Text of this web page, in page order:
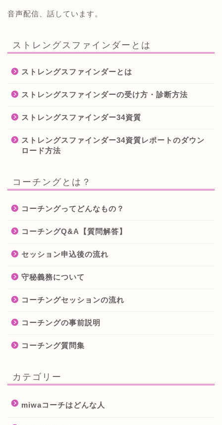
音声配信、話しています。
ストレングスファインダーとは
ストレングスファインダーとは
ストレングスファインダーの受け方・診断方法
ストレングスファインダー34資質
ストレングスファインダー34資質レポートのダウン
ロード方法
コーチングとは？
コーチングってどんなもの？
コーチングQ&A【質問解答】
セッション申込後の流れ
守秘義務について
コーチングセッションの流れ
コーチングの事前説明
コーチング質問集
カテゴリー
miwaコーチはどんな人